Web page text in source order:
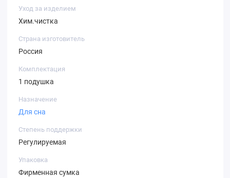
Уход за изделием
Хим.чистка
Страна изготовитель
Россия
Комплектация
1 подушка
Назначение
Для сна
Степень поддержки
Регулируемая
Упаковка
Фирменная сумка